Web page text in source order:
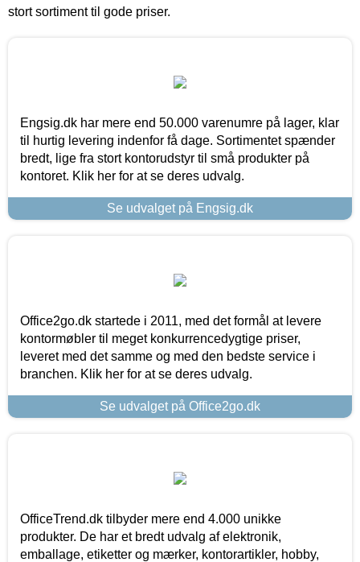
stort sortiment til gode priser.
Engsig.dk har mere end 50.000 varenumre på lager, klar
til hurtig levering indenfor få dage. Sortimentet spænder
bredt, lige fra stort kontorudstyr til små produkter på
kontoret. Klik her for at se deres udvalg.
Se udvalget på Engsig.dk
Office2go.dk startede i 2011, med det formål at levere
kontormøbler til meget konkurrencedygtige priser,
leveret med det samme og med den bedste service i
branchen. Klik her for at se deres udvalg.
Se udvalget på Office2go.dk
OfficeTrend.dk tilbyder mere end 4.000 unikke
produkter. De har et bredt udvalg af elektronik,
emballage, etiketter og mærker, kontorartikler, hobby,